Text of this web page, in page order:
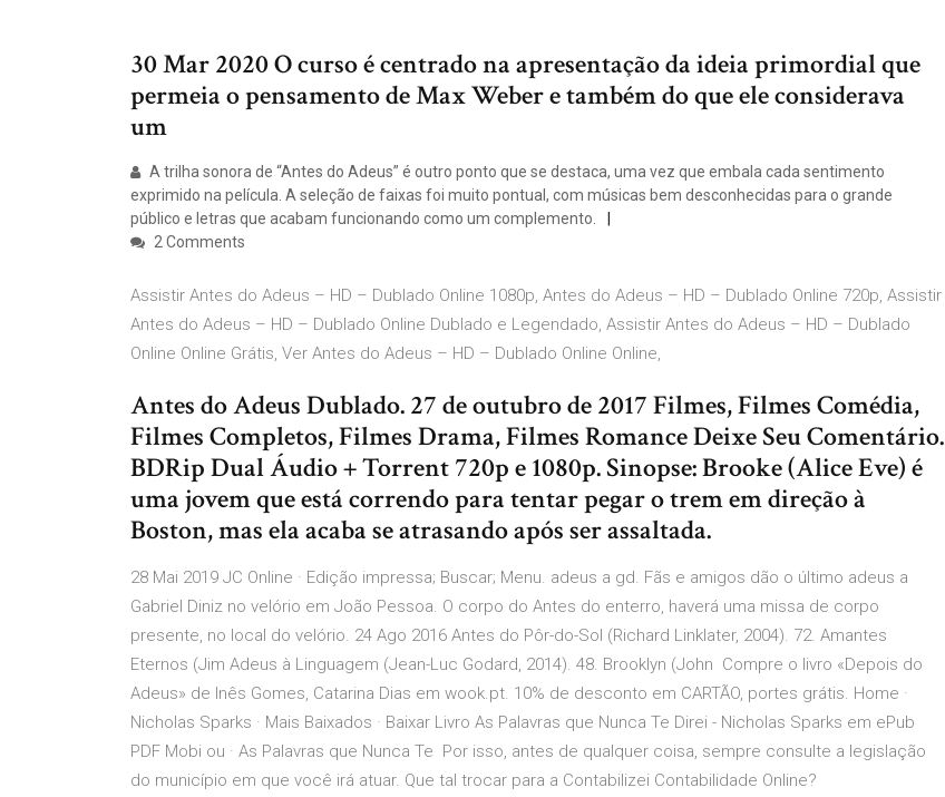
30 Mar 2020 O curso é centrado na apresentação da ideia primordial que
permeia o pensamento de Max Weber e também do que ele considerava
um
A trilha sonora de “Antes do Adeus” é outro ponto que se destaca, uma vez que embala cada sentimento
exprimido na película. A seleção de faixas foi muito pontual, com músicas bem desconhecidas para o grande
público e letras que acabam funcionando como um complemento.
2 Comments
Assistir Antes do Adeus – HD – Dublado Online 1080p, Antes do Adeus – HD – Dublado Online 720p, Assistir
Antes do Adeus – HD – Dublado Online Dublado e Legendado, Assistir Antes do Adeus – HD – Dublado
Online Online Grátis, Ver Antes do Adeus – HD – Dublado Online Online,
Antes do Adeus Dublado. 27 de outubro de 2017 Filmes, Filmes Comédia,
Filmes Completos, Filmes Drama, Filmes Romance Deixe Seu Comentário.
BDRip Dual Áudio + Torrent 720p e 1080p. Sinopse: Brooke (Alice Eve) é
uma jovem que está correndo para tentar pegar o trem em direção à
Boston, mas ela acaba se atrasando após ser assaltada.
28 Mai 2019 JC Online · Edição impressa; Buscar; Menu. adeus a gd. Fãs e amigos dão o último adeus a
Gabriel Diniz no velório em João Pessoa. O corpo do Antes do enterro, haverá uma missa de corpo
presente, no local do velório. 24 Ago 2016 Antes do Pôr-do-Sol (Richard Linklater, 2004). 72. Amantes
Eternos (Jim Adeus à Linguagem (Jean-Luc Godard, 2014). 48. Brooklyn (John Compre o livro «Depois do
Adeus» de Inês Gomes, Catarina Dias em wook.pt. 10% de desconto em CARTÃO, portes grátis. Home ·
Nicholas Sparks · Mais Baixados · Baixar Livro As Palavras que Nunca Te Direi - Nicholas Sparks em ePub
PDF Mobi ou · As Palavras que Nunca Te Por isso, antes de qualquer coisa, sempre consulte a legislação
do município em que você irá atuar. Que tal trocar para a Contabilizei Contabilidade Online?